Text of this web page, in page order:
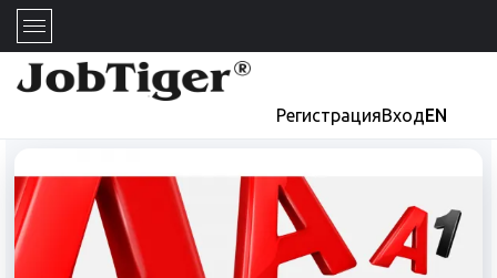
РегистрацияВходEN